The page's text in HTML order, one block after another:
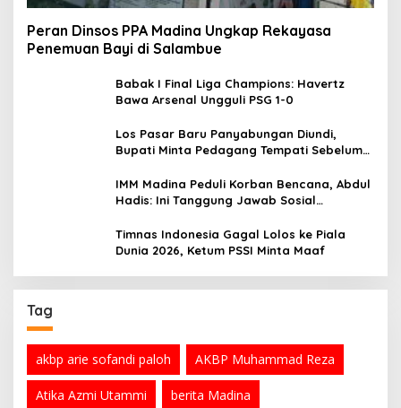
Peran Dinsos PPA Madina Ungkap Rekayasa
Penemuan Bayi di Salambue
Babak I Final Liga Champions: Havertz
Bawa Arsenal Ungguli PSG 1-0
Los Pasar Baru Panyabungan Diundi,
Bupati Minta Pedagang Tempati Sebelum
IMM Madina Peduli Korban Bencana, Abdul
Hadis: Ini Tanggung Jawab Sosial
Timnas Indonesia Gagal Lolos ke Piala
Dunia 2026, Ketum PSSI Minta Maaf
Tag
akbp arie sofandi paloh AKBP Muhammad Reza
Atika Azmi Utammi berita Madina